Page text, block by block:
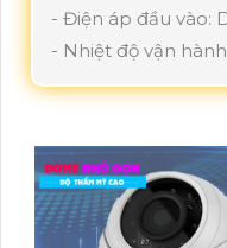
- Điện áp đầu vào:
- Nhiệt độ vận